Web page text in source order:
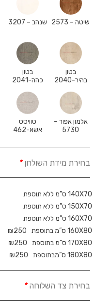
שיטה – 2573 שנהב – 3207
בטון
בהיר-2040
בטון
כהה-2041
אלמון אפור –
5730
טוויסט
אשא-462
בחירת מידת השולחן*
140X70 ס”מ ללא תוספת
150X70 ס”מ ללא תוספת
160X70 ס”מ ללא תוספת
160X80 ס”מ בתוספת
₪250
170X80 ס”מ בתוספת
₪250
180X80 ס”מבתוספת
₪250
בחירת צד השלוחה*